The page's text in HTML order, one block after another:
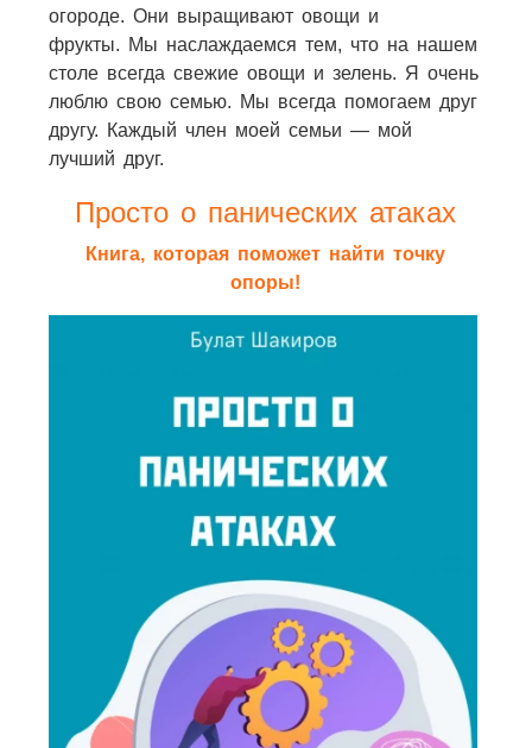
огороде. Они выращивают овощи и
фрукты. Мы наслаждаемся тем, что на нашем
столе всегда свежие овощи и зелень. Я очень
люблю свою семью. Мы всегда помогаем друг
другу. Каждый член моей семьи — мой
лучший друг.
Просто о панических атаках
Книга, которая поможет найти точку
опоры!